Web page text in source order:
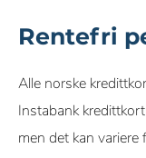
Rentefri
Alle norske
Instabank
men det kan